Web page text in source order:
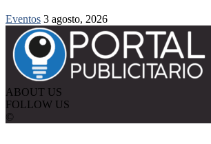
Eventos 3 agosto, 2026
ABOUT US
FOLLOW US
©